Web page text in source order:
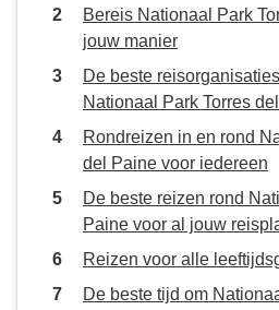
Bereis Nationaal Park
jouw manier
De beste
Nationaal Park Torres
Rondreizen in en rond
del Paine voor iedereen
De beste reizen rond
Paine voor al jouw
Reizen voor alle
De beste tijd om